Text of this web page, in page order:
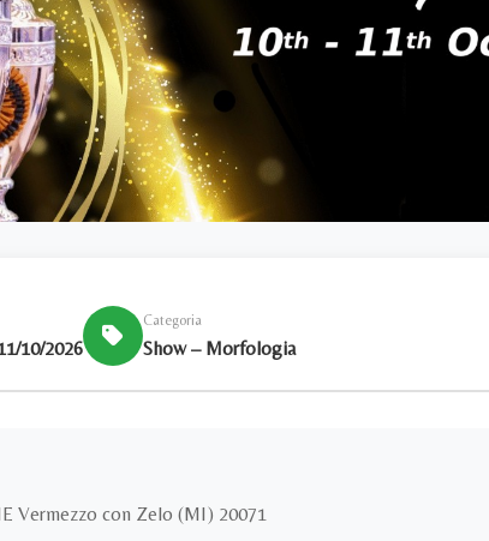
10/2026
Categoria
Show – Morfologia
Vermezzo con Zelo (MI) 20071